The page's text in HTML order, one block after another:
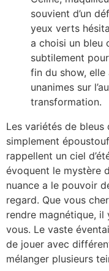
souvient d’un
yeux verts
a choisi un bleu
subtilement
fin du show,
unanimes sur
transformation.
Les variétés de bleus
simplement
rappellent un ciel
évoquent le mystère
nuance a le pouvoir
regard. Que vous
rendre magnétique,
vous. Le vaste
de jouer avec
mélanger plusieurs